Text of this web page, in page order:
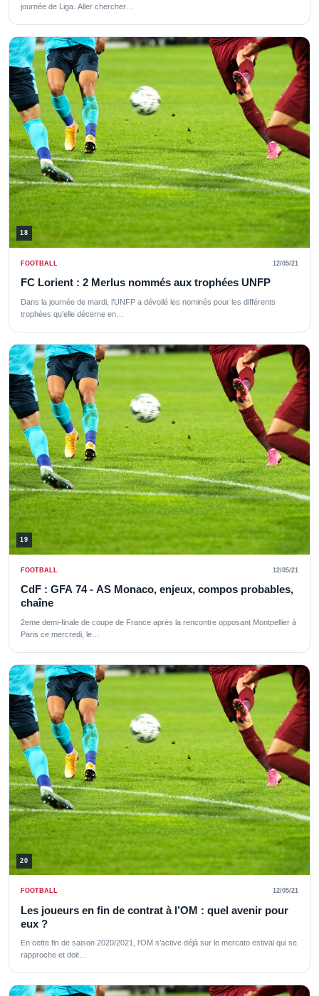
journée de Liga. Aller chercher…
18
FOOTBALL 12/05/21
FC Lorient : 2 Merlus nommés aux trophées UNFP
Dans la journée de mardi, l’UNFP a dévoilé les nominés pour les différents
trophées qu’elle décerne en…
19
FOOTBALL 12/05/21
CdF : GFA 74 - AS Monaco, enjeux, compos probables,
chaîne
2eme demi-finale de coupe de France après la rencontre opposant Montpellier à
Paris ce mercredi, le…
20
FOOTBALL 12/05/21
Les joueurs en fin de contrat à l’OM : quel avenir pour
eux ?
En cette fin de saison 2020/2021, l’OM s’active déjà sur le mercato estival qui se
rapproche et doit…